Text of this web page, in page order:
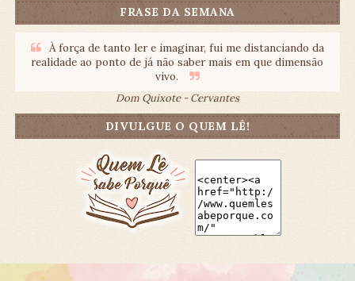
FRASE DA SEMANA
À força de tanto ler e imaginar, fui me distanciando da
realidade ao ponto de já não saber mais em que dimensão
vivo.
Dom Quixote - Cervantes
DIVULGUE O QUEM LÊ!